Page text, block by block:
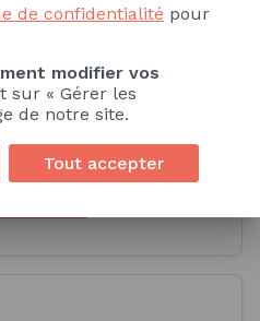
électrique ou
des charges
de confidentialité pour
modifier vos
sur « Gérer les
de notre site.
Tout accepter